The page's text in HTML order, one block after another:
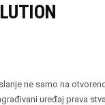
ne samo na
uređaj prava